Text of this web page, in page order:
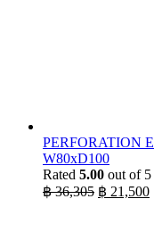
PERFORATION
W80xD100
Rated 5.00 out of 5
฿36,305 Original
฿ 21,500